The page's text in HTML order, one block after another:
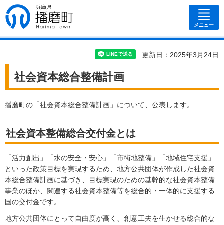
兵庫県 播磨
町
メニュー
更新日：2025年3月24日
社会資本総合整備計画
播磨町の「社会資本総合整備計画」について、公表します。
社会資本整備総合交付金とは
「活力創出」「水の安全・安心」「市街地整備」「地域住宅支援」
といった政策目標を実現するため、地方公共団体が作成した社会資
本総合整備計画に基づき、目標実現のための基幹的な社会資本整備
事業のほか、関連する社会資本整備等を総合的・一体的に支援する
国の交付金です。
地方公共団体にとって自由度が高く、創意工夫を生かせる総合的な